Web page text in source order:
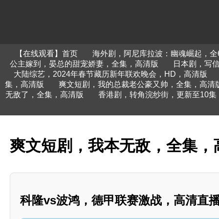
【在线观看】首页
海外剧，阿尼库拉波：幽魂崛起，
公主嫁到，晏总的甜宠娇妻，全集，高清版
日本剧，写
大陆综艺，2024年春节藏历新年联欢晚会，HD，高清版
集，高清版
爽文短剧，我的总裁老公豪又帅，全集，高清
无敌了，全集，高清版
香港剧，转角浣纱街，更新至10集
爽文短剧，我本无敌，全集，
科隆vs波鸿，德甲联赛激战，高清直